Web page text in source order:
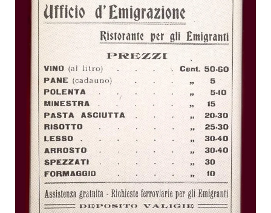
Pubblicazioni
Università
Il Foglio dell’Umanitaria